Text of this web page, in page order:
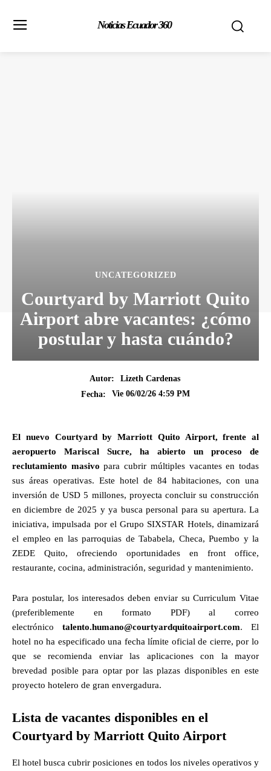
Noticias Ecuador 360
UNCATEGORIZED
Courtyard by Marriott Quito
Airport abre vacantes: ¿cómo
postular y hasta cuándo?
Autor:
Lizeth Cardenas
Fecha:
Vie 06/02/26 4:59 PM
El nuevo Courtyard by Marriott Quito Airport, frente al
aeropuerto Mariscal Sucre, ha abierto un proceso de
reclutamiento masivo para cubrir múltiples vacantes en todas
sus áreas operativas. Este hotel de 84 habitaciones, con una
inversión de USD 5 millones, proyecta concluir su construcción
en diciembre de 2025 y ya busca personal para su apertura. La
iniciativa, impulsada por el Grupo SIXSTAR Hotels, dinamizará
el empleo en las parroquias de Tababela, Checa, Puembo y la
ZEDE Quito, ofreciendo oportunidades en front office,
restaurante, cocina, administración, seguridad y mantenimiento.
Para postular, los interesados deben enviar su Curriculum Vitae
(preferiblemente en formato PDF) al correo
electrónico talento.humano@courtyardquitoairport.com. El
hotel no ha especificado una fecha límite oficial de cierre, por lo
que se recomienda enviar las aplicaciones con la mayor
brevedad posible para optar por las plazas disponibles en este
proyecto hotelero de gran envergadura.
Lista de vacantes disponibles en el
Courtyard by Marriott Quito Airport
El hotel busca cubrir posiciones en todos los niveles operativos y